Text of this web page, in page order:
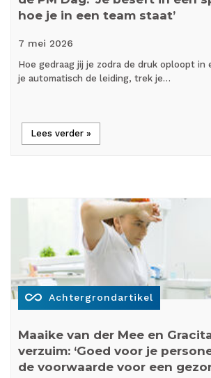
hoe je in een team staat’
7 mei 2026
Hoe gedraag jij je zodra de druk oploopt in
je automatisch de leiding, trek je…
Lees verder »
all_inclusive Achtergrondartikel
Maaike van der Mee en
verzuim: ‘Goed voor je
de voorwaarde voor een